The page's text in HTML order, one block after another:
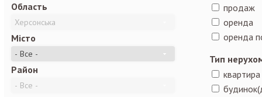
Область
Місто
Район
продаж
оренда
оренда
Тип
квартира